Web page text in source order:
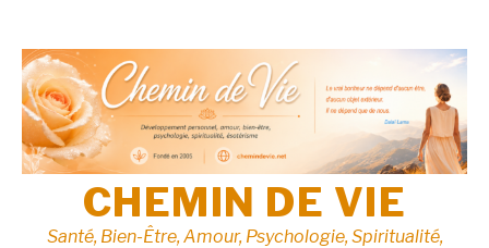
contenu
CHEMIN DE VIE
Santé, Bien-Être, Amour, Psychologie, Spiritualité,